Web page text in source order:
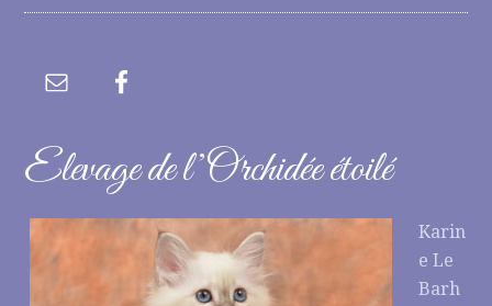
Elevage de l’Orchidée étoilé
Karin
e Le
Barh